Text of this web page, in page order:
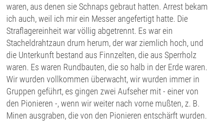
waren, aus denen sie Schnaps gebraut hatten. Arrest bekam
ich auch, weil ich mir ein Messer angefertigt hatte. Die
Straflagereinheit war völlig abgetrennt. Es war ein
Stacheldrahtzaun drum herum, der war ziemlich hoch, und
die Unterkunft bestand aus Finnzelten, die aus Sperrholz
waren. Es waren Rundbauten, die so halb in der Erde waren.
Wir wurden vollkommen überwacht, wir wurden immer in
Gruppen geführt, es gingen zwei Aufseher mit - einer von
den Pionieren -, wenn wir weiter nach vorne mußten, z. B.
Minen ausgraben, die von den Pionieren entschärft wurden.